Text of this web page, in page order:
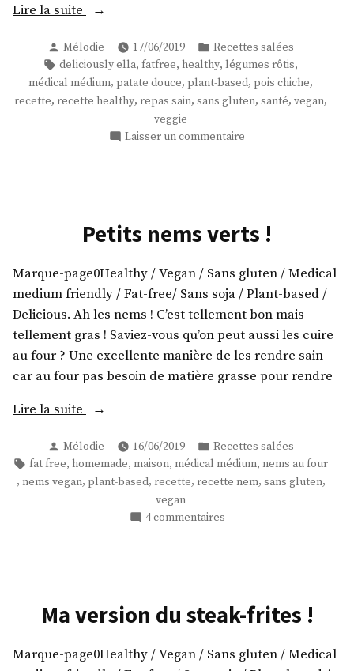
Lire la suite
« La
patate
! »
Publié
par
Mélodie 17/06/2019
Publié
dans
Recettes salées
Étiquettes :
deliciously ella, fatfree, healthy, légumes rôtis,
médical médium, patate douce, plant-based, pois chiche,
recette, recette healthy, repas sain, sans gluten, santé, vegan,
veggie
Laisser un commentaire
Petits nems verts !
Marque-page0Healthy / Vegan / Sans gluten / Medical
medium friendly / Fat-free/ Sans soja / Plant-based /
Delicious. Ah les nems ! C’est tellement bon mais
tellement gras ! Saviez-vous qu’on peut aussi les cuire
au four ? Une excellente manière de les rendre sain
car au four pas besoin de matière grasse pour rendre
Lire la suite
« Petits
verts
! »
Publié
par
Mélodie 16/06/2019
Publié
dans
Recettes salées
Étiquettes :
fat free, homemade, maison, médical médium, nems au four
, nems vegan, plant-based, recette, recette nem, sans gluten,
vegan
4 commentairessur
Ma version du steak-frites !
Marque-page0Healthy / Vegan / Sans gluten / Medical